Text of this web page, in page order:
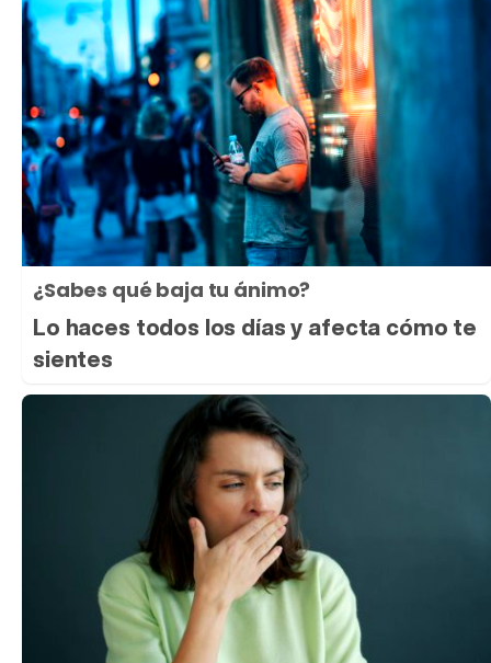
¿Sabes qué baja tu ánimo?
Lo haces todos los días y afecta cómo te
sientes